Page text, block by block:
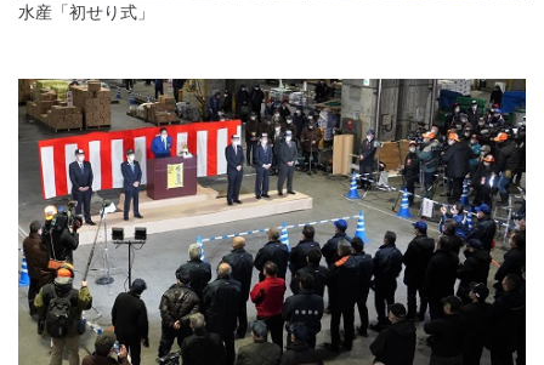
水産「初せり式」